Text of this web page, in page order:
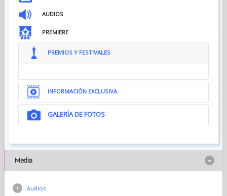
AUDIOS
PREMIERE
PREMIOS Y FESTIVALES
INFORMACIÓN EXCLUSIVA
GALERÍA DE FOTOS
Media
Audios